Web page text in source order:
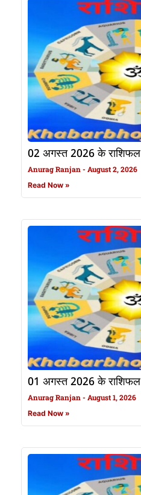
02 अगस्त 2026 के राशिफल
Anurag Ranjan August 2, 2026
Read Now »
01 अगस्त 2026 के राशिफल
Anurag Ranjan August 1, 2026
Read Now »